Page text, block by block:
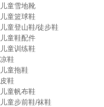
儿童雪地靴
儿童篮球鞋
儿童登山鞋/徒步鞋
儿童鞋配件
儿童训练鞋
凉鞋
儿童拖鞋
皮鞋
儿童帆布鞋
儿童步前鞋/袜鞋